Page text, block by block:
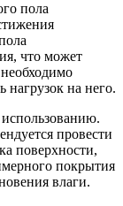
пола
что может
нагрузок на него.
провести
поверхности,
покрытия
влаги.